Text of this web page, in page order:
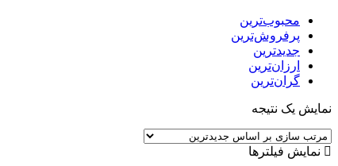
محبوب‌ترین
پرفروش‌ترین
جدیدترین
ارزان‌ترین
گران‌ترین
نمایش یک نتیجه
نمایش فیلترها